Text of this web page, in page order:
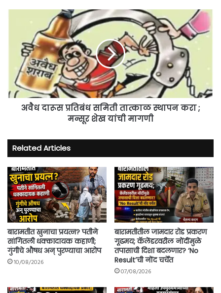
तात्काळ
स्थापन
करा
मन्सूर
अवैध दारूस प्रतिबंध समिती तात्काळ स्थापन करा ;
मन्सूर शेख यांची मागणी
Related Articles
बारामतीत खुनाचा प्रयत्न? पतीने
सांगितली धक्कादायक कहाणी;
गुंगीचे औषध अन् पुरण्याचा आरोप
10/08/2026
बारामतीतील जामदार रोड प्रकरण
गूढमय; कॅलेंडरवरील नोंदींमुळे
तपासाची दिशा बदलणार? ‘No
Result’ची नोंद चर्चेत
07/08/2026